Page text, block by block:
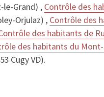
le-Grand) , Contrôle des
Orjulaz) , Contrôle des
des habitants de
des habitants du
Cugy VD).